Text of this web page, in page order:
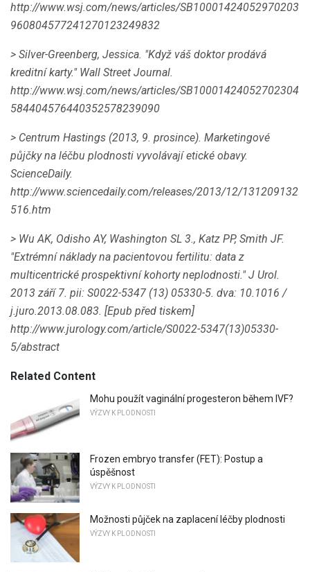
http://www.wsj.com/news/articles/SB10001424052970203
960804577241270123249832
> Silver-Greenberg, Jessica. "Když váš doktor prodává
kreditní karty." Wall Street Journal.
http://www.wsj.com/news/articles/SB10001424052702304
584404576440352578239090
> Centrum Hastings (2013, 9. prosince). Marketingové
půjčky na léčbu plodnosti vyvolávají etické obavy.
ScienceDaily.
http://www.sciencedaily.com/releases/2013/12/131209132
516.htm
> Wu AK, Odisho AY, Washington SL 3., Katz PP, Smith JF.
"Extrémní náklady na pacientovou fertilitu: data z
multicentrické prospektivní kohorty neplodnosti." J Urol.
2013 září 7. pii: S0022-5347 (13) 05330-5. dva: 10.1016 /
j.juro.2013.08.083. [Epub před tiskem]
http://www.jurology.com/article/S0022-5347(13)05330-
5/abstract
Related Content
Mohu použít vaginální progesteron během IVF?
VÝZVY K PLODNOSTI
Frozen embryo transfer (FET): Postup a
úspěšnost
VÝZVY K PLODNOSTI
Možnosti půjček na zaplacení léčby plodnosti
VÝZVY K PLODNOSTI